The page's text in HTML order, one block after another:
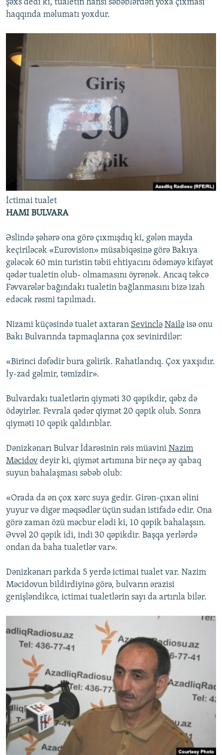
şəxs dedi ki, tualetin hansı səbəblərdən yoxa çıxması
haqqında məlumatı yoxdur.
İctimai tualet
HAMI BULVARA
Əslində şəhərə ona görə çıxmışdıq ki, gələn mayda
keçiriləcək «Eurovision» müsabiqəsinə görə Bakıya
gələcək 60 min turistin təbii ehtiyacını ödəməyə kifayət
qədər tualetin olub- olmamasını öyrənək. Ancaq təkcə
Fəvvarələr bağındakı tualetin bağlanmasını bizə izah
edəcək rəsmi tapılmadı.
Nizami küçəsində tualet axtaran Sevinclə Nailə isə onu
Bakı Bulvarında tapmaqlarına çox sevinirdilər:
«Birinci dəfədir bura gəlirik. Rahatlandıq. Çox yaxşıdır.
İy-zad gəlmir, təmizdir».
Bulvardakı tualetlərin qiyməti 30 qəpikdir, qəbz də
ödəyirlər. Fevrala qədər qiymət 20 qəpik olub. Sonra
qiyməti 10 qəpik qaldırıblar.
Dənizkənarı Bulvar İdarəsinin rəis müavini Nazim
Məcidov deyir ki, qiymət artımına bir neçə ay qabaq
suyun bahalaşması səbəb olub:
«Orada da ən çox xərc suya gedir. Girən-çıxan əlini
yuyur və digər məqsədlər üçün sudan istifadə edir. Ona
görə zaman özü məcbur elədi ki, 10 qəpik bahalaşsın.
Əvvəl 20 qəpik idi, indi 30 qəpikdir. Başqa yerlərdə
ondan da baha tualetlər var».
Dənizkənarı parkda 5 yerdə ictimai tualet var. Nazim
Məcidovun bildirdiyinə görə, bulvarın ərazisi
genişləndikcə, ictimai tualetlərin sayı da artırıla bilər.